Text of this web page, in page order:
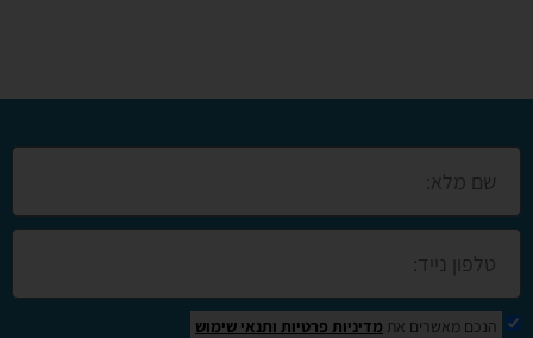
הנכם מאשרים את מדיניות פרטיות ותנאי שימוש